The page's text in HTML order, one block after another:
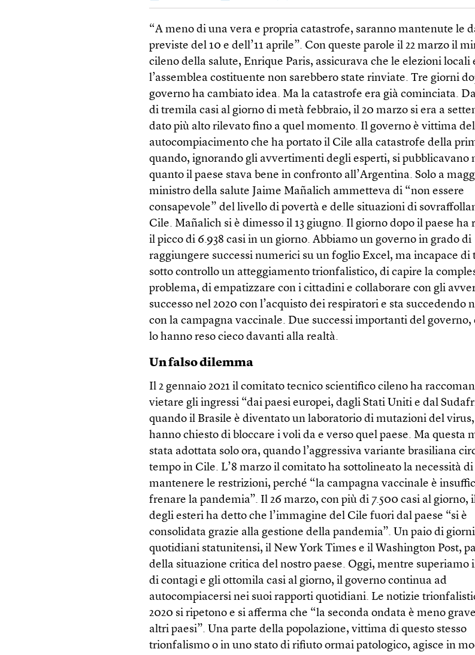
“A meno di una vera e propria catastrofe, saranno mantenute le
previste del 10 e dell’11 aprile”. Con queste parole il 22 marzo il
cileno della salute, Enrique Paris, assicurava che le elezioni locali
l’assemblea costituente non sarebbero state rinviate. Tre giorni
governo ha cambiato idea. Ma la catastrofe era già cominciata.
di tremila casi al giorno di metà febbraio, il 20 marzo si era a
dato più alto rilevato fino a quel momento. Il governo è vittima
autocompiacimento che ha portato il Cile alla catastrofe della
quando, ignorando gli avvertimenti degli esperti, si pubblicavano
quanto il paese stava bene in confronto all’Argentina. Solo a
ministro della salute Jaime Mañalich ammetteva di “non essere
consapevole” del livello di povertà e delle situazioni di
Cile. Mañalich si è dimesso il 13 giugno. Il giorno dopo il paese ha
il picco di 6.938 casi in un giorno. Abbiamo un governo in grado di
raggiungere successi numerici su un foglio Excel, ma incapace di
sotto controllo un atteggiamento trionfalistico, di capire la
problema, di empatizzare con i cittadini e collaborare con gli
successo nel 2020 con l’acquisto dei respiratori e sta succedendo
con la campagna vaccinale. Due successi importanti del governo,
lo hanno reso cieco davanti alla realtà.
Un falso dilemma
Il 2 gennaio 2021 il comitato tecnico scientifico cileno ha
vietare gli ingressi “dai paesi europei, dagli Stati Uniti e dal
quando il Brasile è diventato un laboratorio di mutazioni del
hanno chiesto di bloccare i voli da e verso quel paese. Ma questa
stata adottata solo ora, quando l’aggressiva variante brasiliana
tempo in Cile. L’8 marzo il comitato ha sottolineato la necessità di
mantenere le restrizioni, perché “la campagna vaccinale è
frenare la pandemia”. Il 26 marzo, con più di 7.500 casi al giorno,
degli esteri ha detto che l’immagine del Cile fuori dal paese “si è
consolidata grazie alla gestione della pandemia”. Un paio di
quotidiani statunitensi, il New York Times e il Washington Post,
della situazione critica del nostro paese. Oggi, mentre superiamo
di contagi e gli ottomila casi al giorno, il governo continua ad
autocompiacersi nei suoi rapporti quotidiani. Le notizie
2020 si ripetono e si afferma che “la seconda ondata è meno
altri paesi”. Una parte della popolazione, vittima di questo stesso
trionfalismo o in uno stato di rifiuto ormai patologico, agisce in